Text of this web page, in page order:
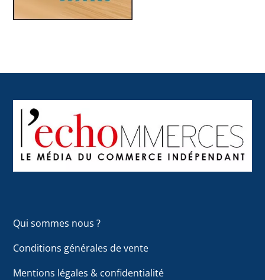
To
Top
Qui sommes nous ?
Conditions générales de vente
Mentions légales & confidentialité